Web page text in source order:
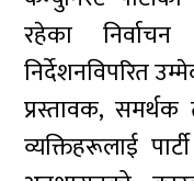
रहेका निर्वाचन
निर्देशनविपरित
प्रस्तावक,
व्यक्तिहरूलाई